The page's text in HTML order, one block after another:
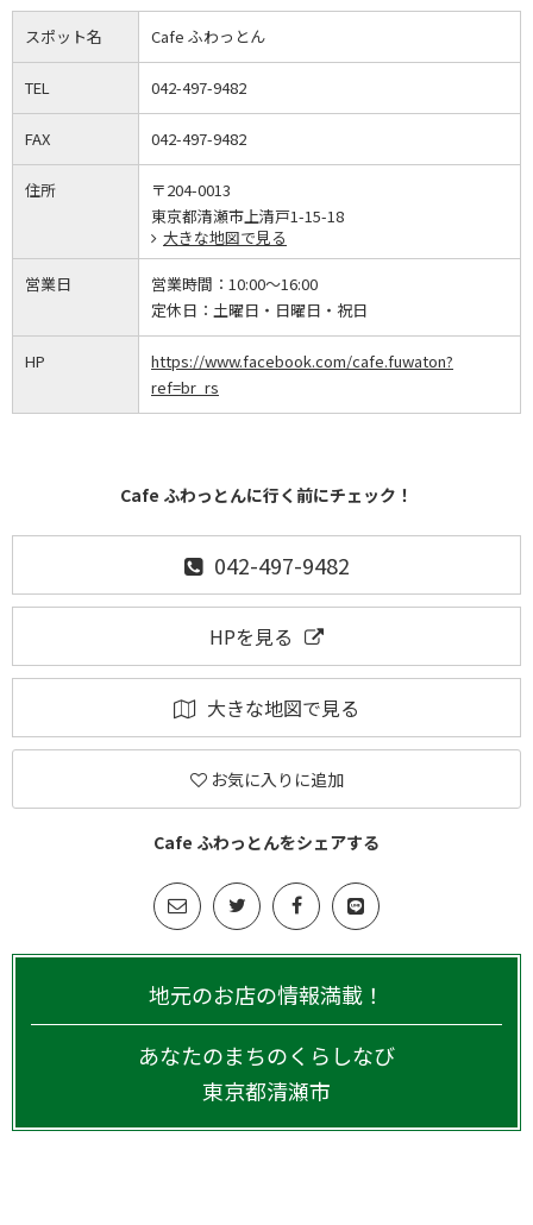
スポット名 Cafe ふわっとん
TEL 042-497-9482
FAX 042-497-9482
住所
〒204-0013
東京都清瀬市上清戸1-15-18
大きな地図で見る
営業日 営業時間： 10:00～16:00
定休日： 土曜日・日曜日・祝日
HP
https://www.facebook.com/cafe.fuwaton?
ref=br_rs
Cafe ふわっとんに行く前にチェック！
042-497-9482
HPを見る
大きな地図で見る
お気に入りに追加
Cafe ふわっとんをシェアする
地元のお店の情報満載！
あなたのまちのくらしなび
東京都清瀬市